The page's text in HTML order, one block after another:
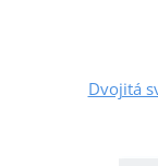
Dvojitá